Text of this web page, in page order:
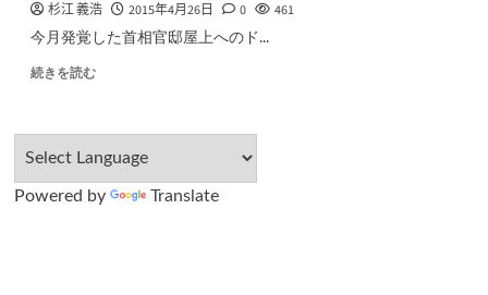
杉江 義浩 2015年4月26日 0 461
今月発覚した首相官邸屋上へのド...
続きを読む
Powered by Translate